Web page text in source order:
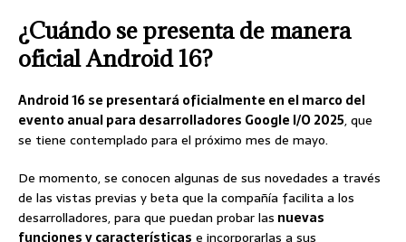
¿Cuándo se presenta de manera
oficial Android 16?
Android 16 se presentará oficialmente en el marco del
evento anual para desarrolladores Google I/O 2025, que
se tiene contemplado para el próximo mes de mayo.
De momento, se conocen algunas de sus novedades a través
de las vistas previas y beta que la compañía facilita a los
desarrolladores, para que puedan probar las nuevas
funciones y características e incorporarlas a sus